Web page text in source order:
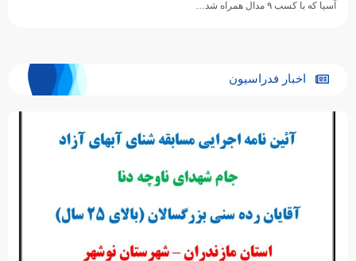
آسیا که با کسب ۹ مدال همراه شد…
اخبار فدراسیون